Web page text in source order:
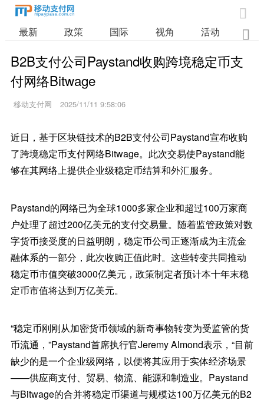

最新 政策 国际 视角 活动 业

B2B支付公司Paystand收购跨境稳定币支
付网络Bitwage
移动支付网 2025/11/11 9:58:06
近日，基于区块链技术的B2B支付公司Paystand宣布收购
了跨境稳定币支付网络Bitwage。此次交易使Paystand能
够在其网络上提供企业级稳定币结算和外汇服务。
Paystand的网络已为全球1000多家企业和超过100万家商
户处理了超过200亿美元的支付交易量。随着监管政策对数
字货币接受度的日益明朗，稳定币公司正逐渐成为主流金
融体系的一部分，此次收购正值此时。这些转变共同推动
稳定币市值突破3000亿美元，政策制定者预计本十年末稳
定币市值将达到万亿美元。
“稳定币刚刚从加密货币领域的新奇事物转变为受监管的货
币流通，”Paystand首席执行官Jeremy Almond表示，“目前
缺少的是一个企业级网络，以便将其应用于实体经济场景
——供应商支付、贸易、物流、能源和制造业。Paystand
与Bitwage的合并将稳定币渠道与规模达100万亿美元的B2